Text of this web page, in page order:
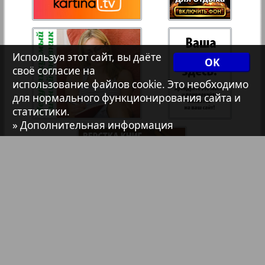
41
7плюс7я
Авангард
АйБолит
Акцент
OK
Используя этот сайт, вы даёте
своё согласие на
использование файлов cookie. Это необходимо
для нормального функционирования сайта и
статистики.
» Дополнительная информация